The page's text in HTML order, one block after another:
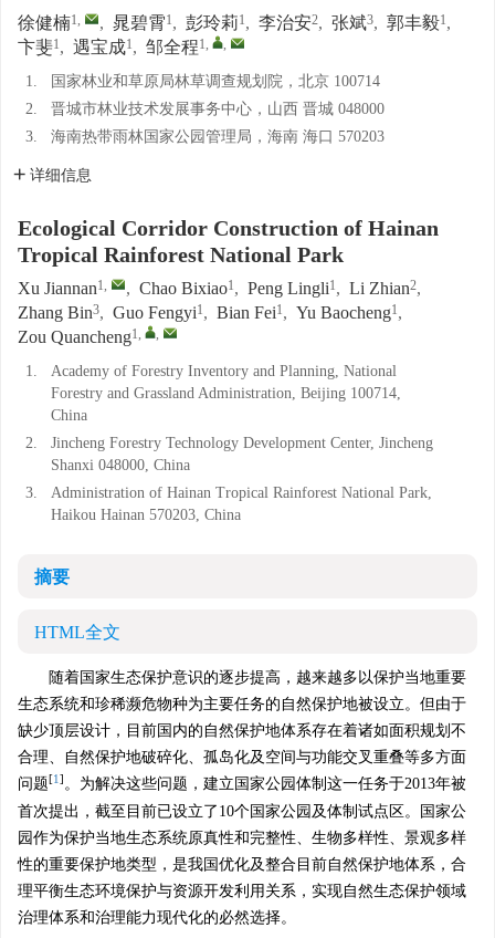
徐健楠1, , 晁碧霄1, 彭玲莉1, 李治安2, 张斌3, 郭丰毅1,
卞斐1, 遇宝成1, 邹全程1, ,
1.
国家林业和草原局林草调查规划院，北京 100714
2.
晋城市林业技术发展事务中心，山西 晋城 048000
3.
海南热带雨林国家公园管理局，海南 海口 570203
详细信息
Ecological Corridor Construction of Hainan
Tropical Rainforest National Park
Xu Jiannan1, , Chao Bixiao1, Peng Lingli1, Li Zhian2,
Zhang Bin3, Guo Fengyi1, Bian Fei1, Yu Baocheng1,
Zou Quancheng1, ,
1.
Academy of Forestry Inventory and Planning, National
Forestry and Grassland Administration, Beijing 100714,
China
2.
Jincheng Forestry Technology Development Center, Jincheng
Shanxi 048000, China
3.
Administration of Hainan Tropical Rainforest National Park,
Haikou Hainan 570203, China
摘要
HTML全文
随着国家生态保护意识的逐步提高，越来越多以保护当地重要
生态系统和珍稀濒危物种为主要任务的自然保护地被设立。但由于
缺少顶层设计，目前国内的自然保护地体系存在着诸如面积规划不
合理、自然保护地破碎化、孤岛化及空间与功能交叉重叠等多方面
问题[1 ] 。为解决这些问题，建立国家公园体制这一任务于2013年被
首次提出，截至目前已设立了10个国家公园及体制试点区。国家公
园作为保护当地生态系统原真性和完整性、生物多样性、景观多样
性的重要保护地类型，是我国优化及整合目前自然保护地体系，合
理平衡生态环境保护与资源开发利用关系，实现自然生态保护领域
治理体系和治理能力现代化的必然选择。